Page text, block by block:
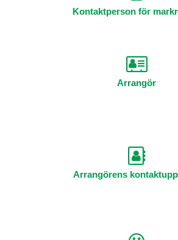
Kontaktperson för
Arrangör
Arrangörens